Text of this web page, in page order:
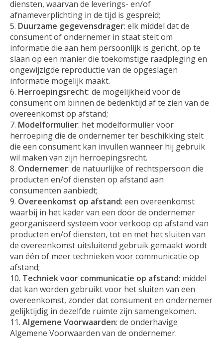
diensten, waarvan de leverings- en/of
afnameverplichting in de tijd is gespreid;
Duurzame gegevensdrager: elk middel dat de
consument of ondernemer in staat stelt om
informatie die aan hem persoonlijk is gericht, op te
slaan op een manier die toekomstige raadpleging en
ongewijzigde reproductie van de opgeslagen
informatie mogelijk maakt.
Herroepingsrecht: de mogelijkheid voor de
consument om binnen de bedenktijd af te zien van de
overeenkomst op afstand;
Modelformulier: het modelformulier voor
herroeping die de ondernemer ter beschikking stelt
die een consument kan invullen wanneer hij gebruik
wil maken van zijn herroepingsrecht.
Ondernemer: de natuurlijke of rechtspersoon die
producten en/of diensten op afstand aan
consumenten aanbiedt;
Overeenkomst op afstand: een overeenkomst
waarbij in het kader van een door de ondernemer
georganiseerd systeem voor verkoop op afstand van
producten en/of diensten, tot en met het sluiten van
de overeenkomst uitsluitend gebruik gemaakt wordt
van één of meer technieken voor communicatie op
afstand;
Techniek voor communicatie op afstand: middel
dat kan worden gebruikt voor het sluiten van een
overeenkomst, zonder dat consument en ondernemer
gelijktijdig in dezelfde ruimte zijn samengekomen.
Algemene Voorwaarden: de onderhavige
Algemene Voorwaarden van de ondernemer.